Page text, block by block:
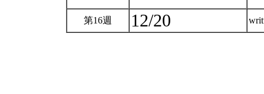
第16週 12/20